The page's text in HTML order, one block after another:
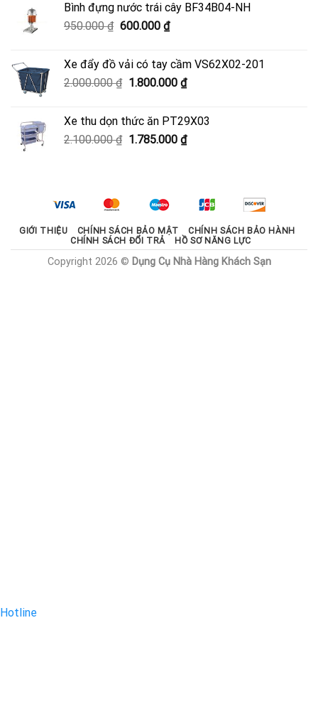
3.700.000 ₫.là:
Bình đựng nước trái cây BF34B04-NH
950.000₫ Giá
950.000 ₫.
600.000 ₫Giá
là:
600.000 ₫.
Xe đẩy đồ vải có tay cầm VS62X02-201
2.000.000₫ Giá
2.000.000 ₫.
1.800.000 ₫Giá
là:
1.800.000 ₫.
Xe thu dọn thức ăn PT29X03
2.100.000₫ Giá
1.785.000 ₫Giá
1.785.000 ₫.
GIỚI THIỆU CHÍNH SÁCH BẢO MẬT
CHÍNH SÁCH BẢO HÀNH
CHÍNH SÁCH ĐỔI TRẢ
HỒ SƠ NĂNG LỰC
Copyright 2026 © Dụng Cụ Nhà Hàng Khách Sạn
Hotline